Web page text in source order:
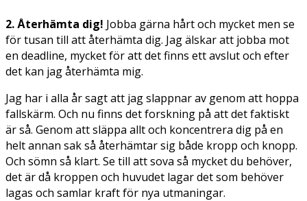
2. Återhämta dig! Jobba gärna hårt och mycket men se
för tusan till att återhämta dig. Jag älskar att jobba mot
en deadline, mycket för att det finns ett avslut och efter
det kan jag återhämta mig.
Jag har i alla år sagt att jag slappnar av genom att hoppa
fallskärm. Och nu finns det forskning på att det faktiskt
är så. Genom att släppa allt och koncentrera dig på en
helt annan sak så återhämtar sig både kropp och knopp.
Och sömn så klart. Se till att sova så mycket du behöver,
det är då kroppen och huvudet lagar det som behöver
lagas och samlar kraft för nya utmaningar.